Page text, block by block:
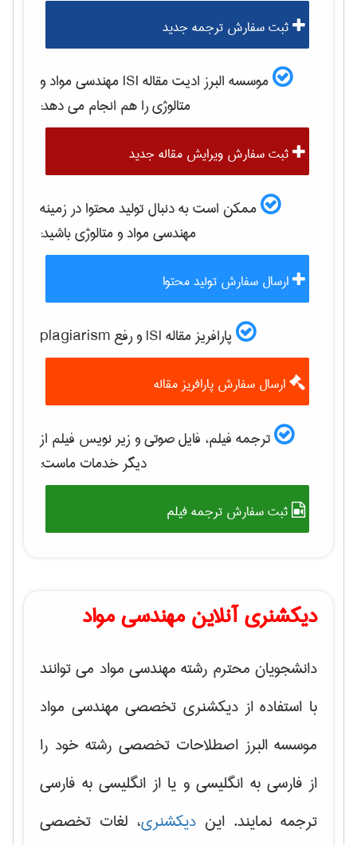
ثبت سفارش ترجمه جدید
موسسه البرز ادیت مقاله ISI
مهندسی مواد و
متالوژیرا هم انجام می دهد:
ثبت سفارش ویرایش مقاله جدید
ممکن است به دنبال تولید محتوا در زمینه
مهندسی مواد و متالوژیباشید:
ارسال سفارش تولید محتوا
پارافریز مقاله ISI و رفع plagiarism
ارسال سفارش پارافریز مقاله
ترجمه فیلم، فایل صوتی و زیر نویس فیلم از
دیگر خدمات ماست:
ثبت سفارش ترجمه فیلم
دیکشنری آنلاین مهندسی مواد
دانشجویان محترم رشته مهندسی مواد می توانند
با استفاده از دیکشنری تخصصی مهندسی مواد
موسسه البرز اصطلاحات تخصصی رشته خود را
از فارسی به انگلیسی و یا از انگلیسی به فارسی
ترجمه نمایند. این دیکشنری، لغات تخصصی